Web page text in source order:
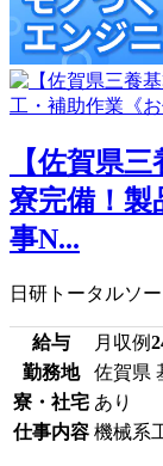
【佐賀県
寮完備！製
事N...
日研トータルソ
給与 月収例
勤務地
佐賀県
寮・社宅 あり
仕事内容 機械系